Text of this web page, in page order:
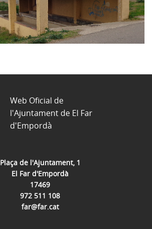
Plaça de l'Ajuntament, 1
El Far d'Empordà
17469
972 511 108
far@far.cat
Web Oficial de
l'Ajuntament de El Far
d'Empordà